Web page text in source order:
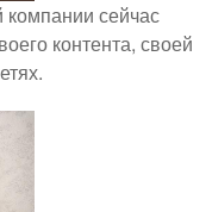
компании сейчас
контента, своей